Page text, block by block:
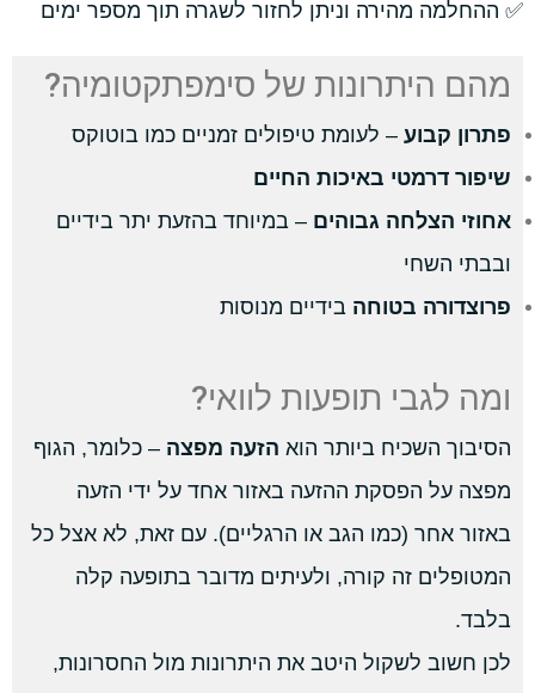
✅ ההחלמה מהירה וניתן לחזור לשגרה תוך מספר ימים
מהם היתרונות של סימפתקטומיה?
פתרון קבוע – לעומת טיפולים זמניים כמו בוטוקס
שיפור דרמטי באיכות החיים
אחוזי הצלחה גבוהים – במיוחד בהזעת יתר בידיים
ובבתי השחי
פרוצדורה בטוחה בידיים מנוסות
ומה לגבי תופעות לוואי?
הסיבוך השכיח ביותר הוא הזעה מפצה – כלומר, הגוף
מפצה על הפסקת ההזעה באזור אחד על ידי הזעה
באזור אחר (כמו הגב או הרגליים). עם זאת, לא אצל כל
המטופלים זה קורה, ולעיתים מדובר בתופעה קלה
בלבד.
לכן חשוב לשקול היטב את היתרונות מול החסרונות,